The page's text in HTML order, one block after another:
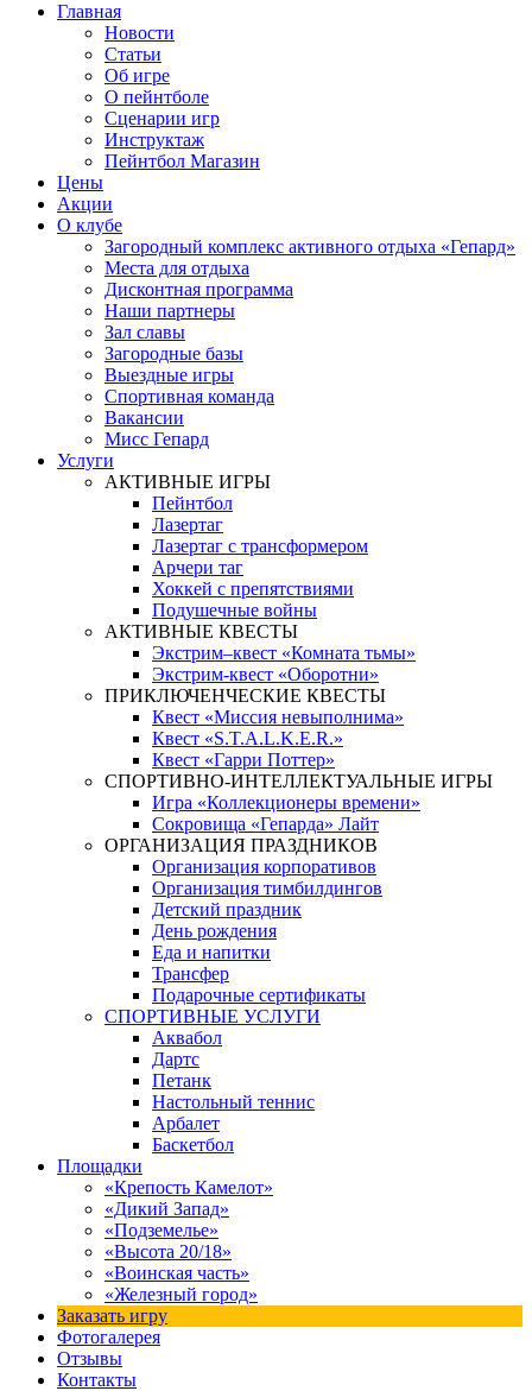
Главная
Новости
Статьи
Об игре
О пейнтболе
Сценарии игр
Инструктаж
Пейнтбол Магазин
Цены
Акции
О клубе
Загородный комплекс активного отдыха «Гепард»
Места для отдыха
Дисконтная программа
Наши партнеры
Зал славы
Загородные базы
Выездные игры
Спортивная команда
Вакансии
Мисс Гепард
Услуги
АКТИВНЫЕ ИГРЫ
Пейнтбол
Лазертаг
Лазертаг с трансформером
Арчери таг
Хоккей с препятствиями
Подушечные войны
АКТИВНЫЕ КВЕСТЫ
Экстрим–квест «Комната тьмы»
Экстрим-квест «Оборотни»
ПРИКЛЮЧЕНЧЕСКИЕ КВЕСТЫ
Квест «Миссия невыполнима»
Квест «S.T.A.L.K.E.R.»
Квест «Гарри Поттер»
СПОРТИВНО-ИНТЕЛЛЕКТУАЛЬНЫЕ ИГРЫ
Игра «Коллекционеры времени»
Сокровища «Гепарда» Лайт
ОРГАНИЗАЦИЯ ПРАЗДНИКОВ
Организация корпоративов
Организация тимбилдингов
Детский праздник
День рождения
Еда и напитки
Трансфер
Подарочные сертификаты
СПОРТИВНЫЕ УСЛУГИ
Аквабол
Дартс
Петанк
Настольный теннис
Арбалет
Баскетбол
Площадки
«Крепость Камелот»
«Дикий Запад»
«Подземелье»
«Высота 20/18»
«Воинская часть»
«Железный город»
Заказать игру
Фотогалерея
Отзывы
Контакты